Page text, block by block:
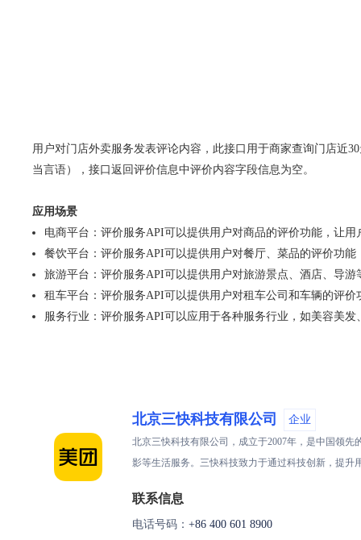
用户对门店外卖服务发表评论内容，此接口用于商家查询门店近
当言语），接口返回评价信息中评价内容字段信息为空。
应用场景
电商平台：评价服务API可以提供用户对商品的评价功能，让
餐饮平台：评价服务API可以提供用户对餐厅、菜品的评价功
旅游平台：评价服务API可以提供用户对旅游景点、酒店、导
租车平台：评价服务API可以提供用户对租车公司和车辆的评
服务行业：评价服务API可以应用于各种服务行业，如美容美
北京三快科技有限公司 企业
北京三快科技有限公司，成立于2007年，是中国领
影等生活服务。三快科技致力于通过科技创新，提升
联系信息
电话号码： +86 400 601 8900